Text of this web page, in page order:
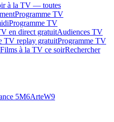
à la TV — toutes
Programme TV
Programme TV
en direct gratuitAudiences TV
TV replay gratuitProgramme TV
Films à la TV ce soirRechercher
5M6ArteW9